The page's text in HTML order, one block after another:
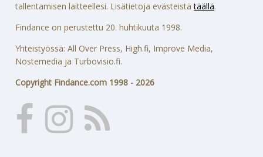
tallentamisen laitteellesi. Lisätietoja evästeistätäällä.
Findance on perustettu 20. huhtikuuta 1998.
Yhteistyössä: All Over Press, High.fi, Improve Media,
Nostemedia ja Turbovisio.fi.
Copyright Findance.com 1998 - 2026